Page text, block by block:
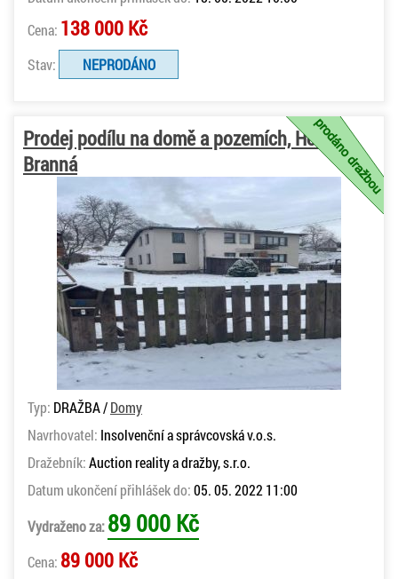
Cena: 138 000 Kč
Stav: NEPRODÁNO
Prodej podílu na domě a pozemích, Horní
Branná
Typ: DRAŽBA /Domy
Navrhovatel: Insolvenční a správcovská v.o.s.
Dražebník:Auction reality a dražby, s.r.o.
Datum ukončení přihlášek do:05. 05. 2022 11:00
Vydraženo za:89 000 Kč
Cena: 89 000 Kč